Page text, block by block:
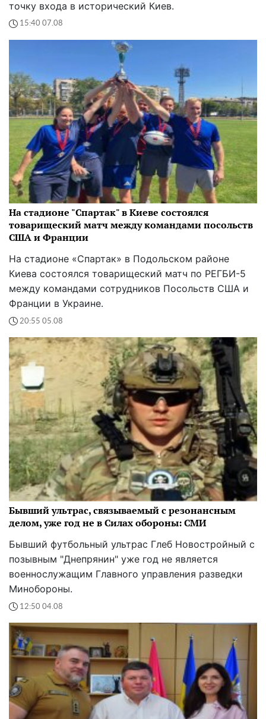
точку входа в исторический Киев.
15:40 07.08
На стадионе "Спартак" в Киеве состоялся
товарищеский матч между командами посольств
США и Франции
На стадионе «Спартак» в Подольском районе
Киева состоялся товарищеский матч по РЕГБИ-5
между командами сотрудников Посольств США и
Франции в Украине.
20:55 05.08
Бывший ультрас, связываемый с резонансным
делом, уже год не в Силах обороны: СМИ
Бывший футбольный ультрас Глеб Новостройный с
позывным "Днепрянин" уже год не является
военнослужащим Главного управления разведки
Минобороны.
12:50 04.08